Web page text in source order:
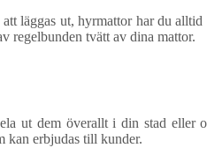
läggas ut, hyrmattor har du
regelbunden tvätt av dina mattor.
ut dem överallt i din stad eller
kan erbjudas till kunder.